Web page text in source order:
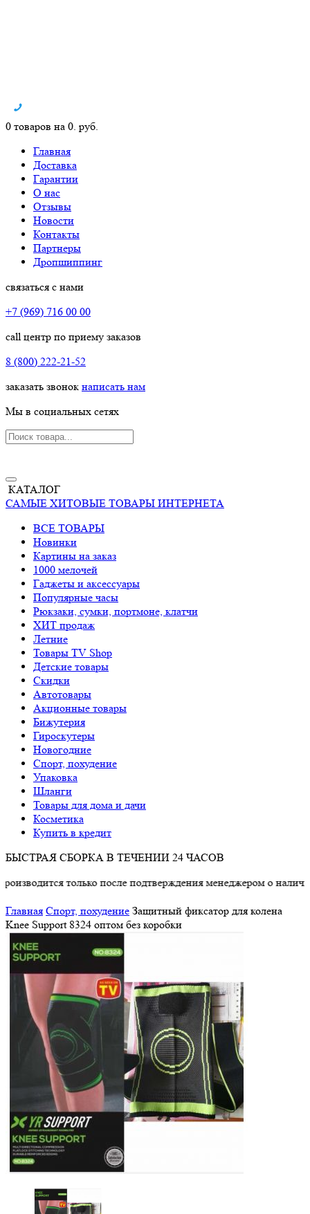
0 товаров на 0. руб.
Главная
Доставка
Гарантии
О нас
Отзывы
Новости
Контакты
Партнеры
Дропшиппинг
связаться с нами
+7 (969) 716 00 00
call центр по приему заказов
8 (800) 222-21-52
заказать звонок написать нам
Мы в социальных сетях
КАТАЛОГ
САМЫЕ ХИТОВЫЕ ТОВАРЫ ИНТЕРНЕТА
ВСЕ ТОВАРЫ
Новинки
Картины на заказ
1000 мелочей
Гаджеты и аксессуары
Популярные часы
Рюкзаки, сумки, портмоне, клатчи
ХИТ продаж
Летние
Товары TV Shop
Детские товары
Cкидки
Автотовары
Акционные товары
Бижутерия
Гироскутеры
Новогодние
Спорт, похудение
Упаковка
Шланги
Товары для дома и дачи
Косметика
Купить в кредит
БЫСТРАЯ СБОРКА В ТЕЧЕНИИ 24 ЧАСОВ
только после подтверждения менеджером о наличии
Главная Спорт, похудение Защитный фиксатор для колена
Knee Support 8324 оптом без коробки